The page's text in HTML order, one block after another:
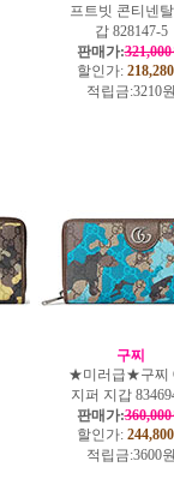
프트빗 콘티넨
갑 828147-5
판매가:
할인가: 218,280
적립금:3210
구찌
★미러급★구찌
지퍼 지갑
판매가:
할인가: 244,800
적립금:3600